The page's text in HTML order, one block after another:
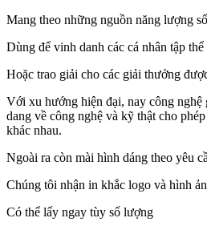
Mang theo những nguồn năng lượng
Dùng để vinh danh các cá nhân tập thể
Hoặc trao giải cho các giải thưởng
Với xu hướng hiện đại, nay công nghệ
dang về công nghệ và kỹ thật cho
khác nhau.
Ngoài ra còn mài hình dáng theo yêu
Chúng tôi nhận in khắc logo và hình
Có thể lấy ngay tùy số lượng